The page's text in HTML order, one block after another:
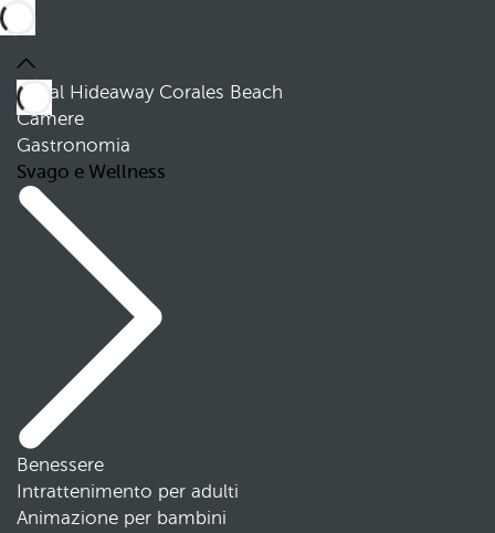
Royal Hideaway Corales Beach
Camere
Gastronomia
Svago e Wellness
Benessere
Intrattenimento per adulti
Animazione per bambini